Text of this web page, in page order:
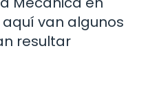
aquí van algunos
resultar